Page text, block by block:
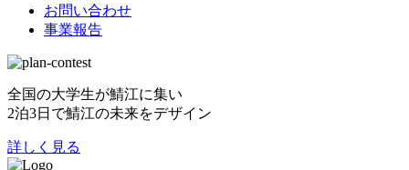
お問い合わせ
事業報告
全国の大学生が鯖江に集い
2泊3日で鯖江の未来をデザイン
詳しく見る